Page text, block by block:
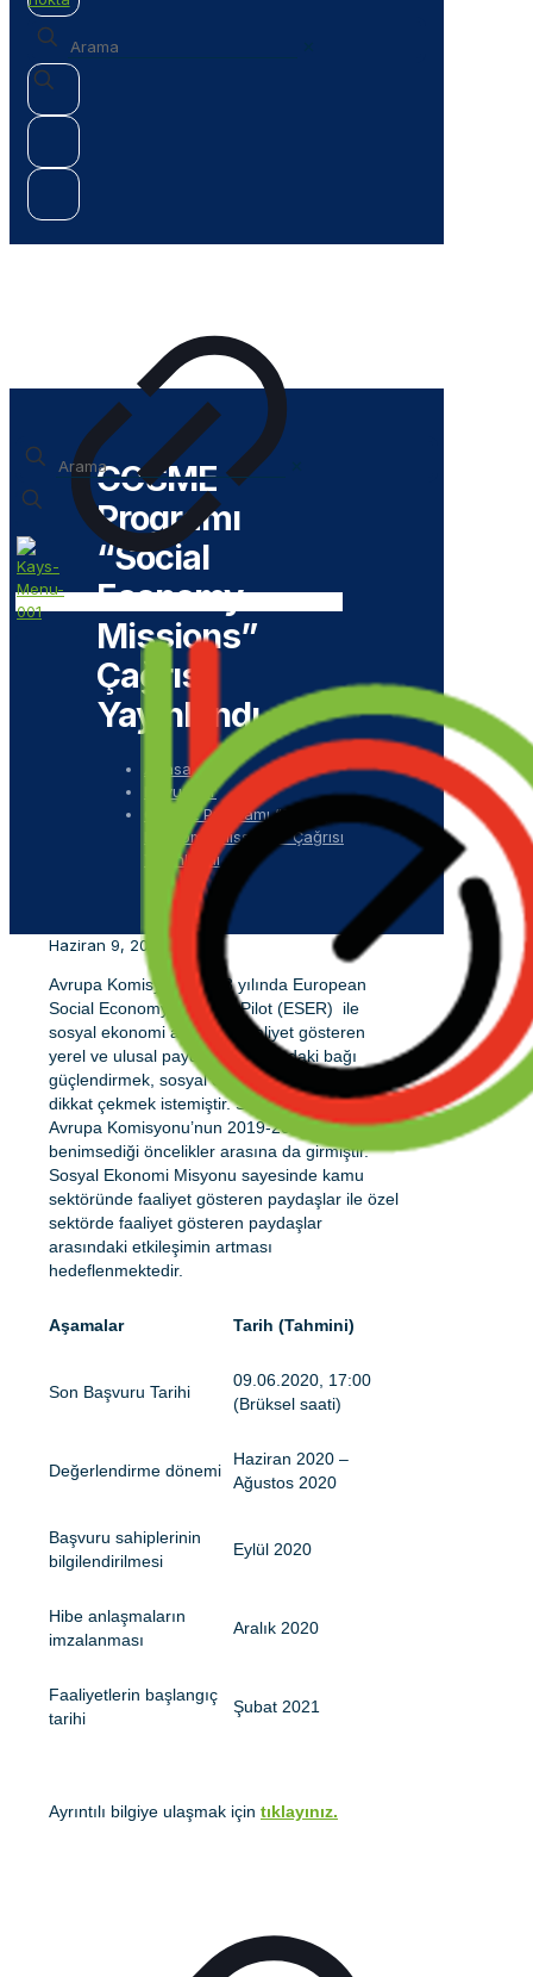
COSME
Programı
“Social
Economy
Missions”
Çağrısı
Yayınlandı
Anasayfa
Duyurular
COSME Programı “Social
Economy Missions” Çağrısı
Yayınlandı
Haziran 9, 2020
Avrupa Komisyonu 2018 yılında European
Social Economy Regions Pilot (ESER) ile
sosyal ekonomi alanında faaliyet gösteren
yerel ve ulusal paydaşlar arasındaki bağı
güçlendirmek, sosyal ekonominin önemine
dikkat çekmek istemiştir. Sosyal Ekonomi,
Avrupa Komisyonu’nun 2019-2024 yılları için
benimsediği öncelikler arasına da girmiştir.
Sosyal Ekonomi Misyonu sayesinde kamu
sektöründe faaliyet gösteren paydaşlar ile özel
sektörde faaliyet gösteren paydaşlar
arasındaki etkileşimin artması
hedeflenmektedir.
Aşamalar Tarih (Tahmini)
Son Başvuru Tarihi
09.06.2020, 17:00
(Brüksel saati)
Değerlendirme dönemi
Haziran 2020 –
Ağustos 2020
Başvuru sahiplerinin
bilgilendirilmesi
Eylül 2020
Hibe anlaşmaların
imzalanması
Aralık 2020
Faaliyetlerin başlangıç
tarihi
Şubat 2021
Ayrıntılı bilgiye ulaşmak için tıklayınız.